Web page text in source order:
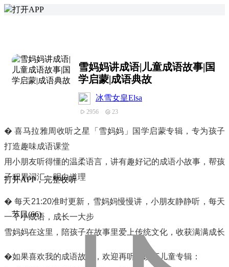
打开APP
雪妈妈讲成语|儿童成语故事|国
学启蒙|成语典故
冰雪女皇Elsa
2956 23
�️ 喜马拉雅周收听之星「雪妈妈」国学启蒙专辑，专为孩子
打造趣味成语课堂
用小朋友听得懂的温柔语言，讲有趣好记的成语小故事，帮孩
子积累词汇、明白道理
� 每天21:20准时更新，雪妈妈慢慢讲，小朋友静静听，每天
一个小成语，成长一大步
雪妈妈在这里，陪孩子在故事里爱上传统文化，收获满满成长
�如果喜欢我的成语故事，欢迎再听听以下儿童专辑：
打开APP，完整收听
节目(66)